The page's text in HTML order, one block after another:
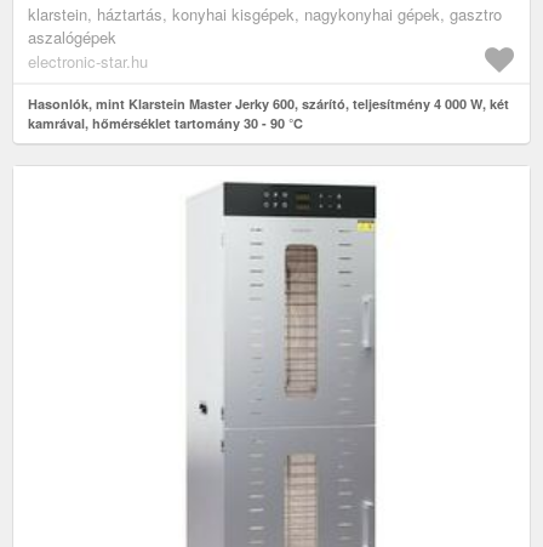
klarstein, háztartás, konyhai kisgépek, nagykonyhai gépek, gasztro
aszalógépek
electronic-star.hu
Hasonlók, mint Klarstein Master Jerky 600, szárító, teljesítmény 4 000 W, két
kamrával, hőmérséklet tartomány 30 - 90 °C